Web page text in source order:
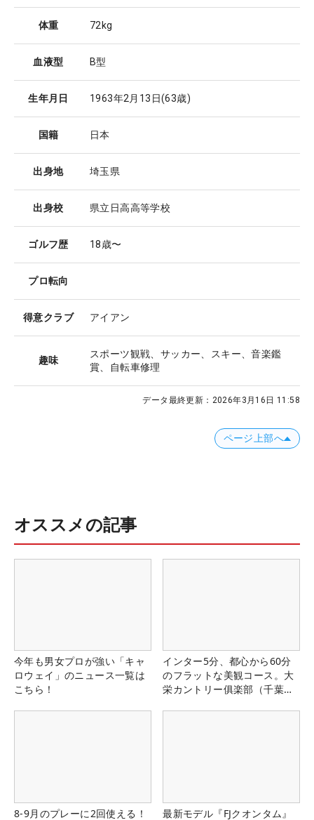
体重 72kg
血液型 B型
生年月日 1963年2月13日(63歳)
国籍 日本
出身地 埼玉県
出身校 県立日高高等学校
ゴルフ歴 18歳〜
プロ転向
得意クラブ アイアン
趣味
スポーツ観戦、サッカー、スキー、音楽鑑
賞、自転車修理
データ最終更新： 2026年3月16日 11:58
ページ上部へ
オススメの記事
今年も男女プロが強い「キャ
ロウェイ」のニュース一覧は
こちら！
インター5分、都心から60分
のフラットな美観コース。大
栄カントリー俱楽部（千葉
8-9月のプレーに2回使える！ 最新モデル『FJクオンタム』